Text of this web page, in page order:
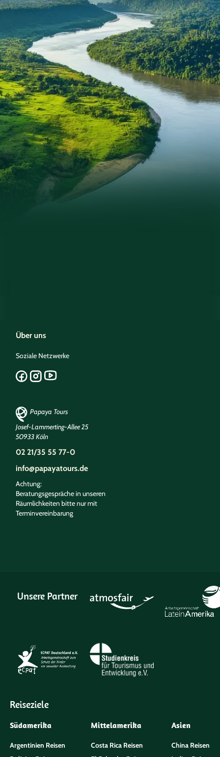
Über uns
Soziale Netzwerke
Papaya Tours
Josef-Lammerting-Allee 25
50933 Köln
02 21/35 55 77-0
info@papayatours.de
Achtung:
Beratungsgespräche in unseren
Räumlichkeiten bitte nur mit
Terminvereinbarung
Unsere Partner
Reiseziele
Südamerika
Argentinien Reisen
Mittelamerika
Costa Rica Reisen
Asien
China Reisen